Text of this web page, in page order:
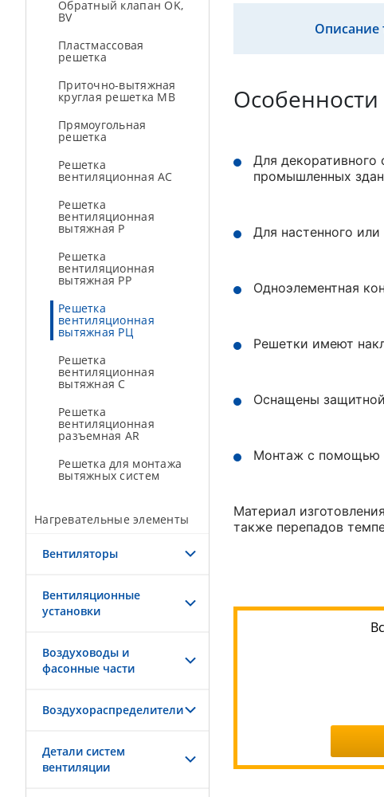
Обратный клапан OK,
BV
Пластмассовая
решетка
Приточно-вытяжная
круглая решетка МВ
Прямоугольная
решетка
Решетка
вентиляционная AC
Решетка
вентиляционная
вытяжная Р
Решетка
вентиляционная
вытяжная РР
Решетка
вентиляционная
вытяжная РЦ
Решетка
вентиляционная
вытяжная С
Решетка
вентиляционная
разъемная AR
Решетка для монтажа
вытяжных систем
Нагревательные элементы
Вентиляторы
Вентиляционные
установки
Воздуховоды и
фасонные части
Воздухораспределители
Детали систем
вентиляции
Описание
Особенности
Для
промышленных
Для настенного
Одноэлементная
Решетки имеют
Оснащены
Монтаж с помощью
Материал
также перепадов